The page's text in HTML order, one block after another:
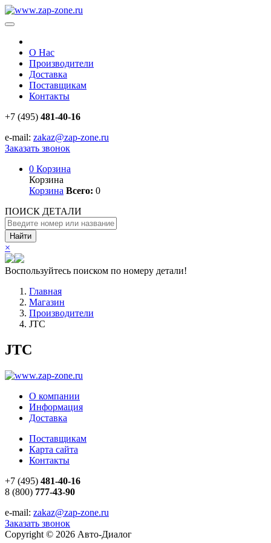
О Нас
Производители
Доставка
Поставщикам
Контакты
+7 (495) 481-40-16
e-mail: zakaz@zap-zone.ru
Заказать звонок
0 Корзина
Корзина
Корзина Всего: 0
ПОИСК ДЕТАЛИ
Найти
×
Воспользуйтесь поиском по номеру детали!
Главная
Магазин
Производители
JTC
JTC
О компании
Информация
Доставка
Поставщикам
Карта сайта
Контакты
+7 (495) 481-40-16
8 (800) 777-43-90
e-mail: zakaz@zap-zone.ru
Заказать звонок
Copyright © 2026 Авто-Диалог